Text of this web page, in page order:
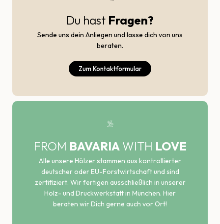
Du hast Fragen?
Sende uns dein Anliegen und lasse dich von uns
beraten.
Zum Kontaktformular
FROM BAVARIA WITH LOVE
Alle unsere Hölzer stammen aus kontrollierter
deutscher oder EU-Forstwirtschaft und sind
zertifiziert. Wir fertigen ausschließlich in unserer
Holz- und Druckwerkstatt in München. Hier
beraten wir Dich gerne auch vor Ort!